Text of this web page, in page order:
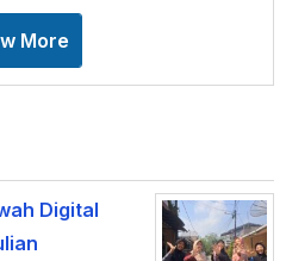
More
Digital